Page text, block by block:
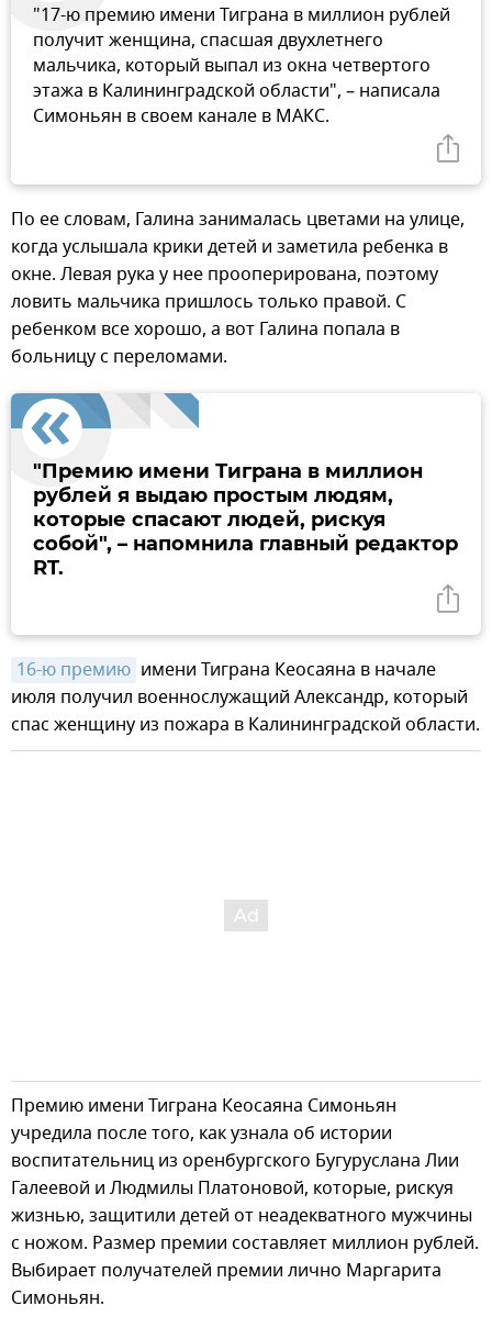
"17-ю премию имени Тиграна в миллион рублей
получит женщина, спасшая двухлетнего
мальчика, который выпал из окна четвертого
этажа в Калининградской области", – написала
Симоньян в своем канале в МАКС.
По ее словам, Галина занималась цветами на улице,
когда услышала крики детей и заметила ребенка в
окне. Левая рука у нее прооперирована, поэтому
ловить мальчика пришлось только правой. С
ребенком все хорошо, а вот Галина попала в
больницу с переломами.
"Премию имени Тиграна в миллион
рублей я выдаю простым людям,
которые спасают людей, рискуя
собой", – напомнила главный редактор
RT.
16-ю премию имени Тиграна Кеосаяна в начале
июля получил военнослужащий Александр, который
спас женщину из пожара в Калининградской области.
Премию имени Тиграна Кеосаяна Симоньян
учредила после того, как узнала об истории
воспитательниц из оренбургского Бугуруслана Лии
Галеевой и Людмилы Платоновой, которые, рискуя
жизнью, защитили детей от неадекватного мужчины
с ножом. Размер премии составляет миллион рублей.
Выбирает получателей премии лично Маргарита
Симоньян.